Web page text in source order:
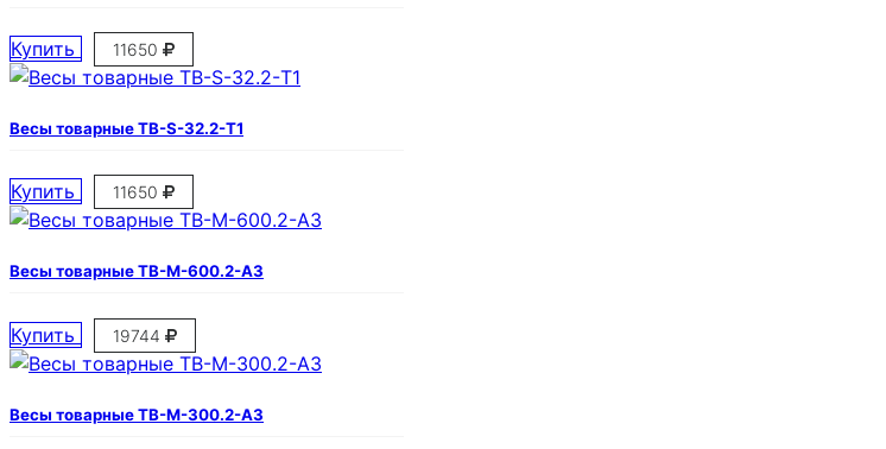
Купить 11650
Весы товарные ТВ-S-32.2-Т1
Купить 11650
Весы товарные ТВ-М-600.2-А3
Купить 19744
Весы товарные ТВ-М-300.2-А3